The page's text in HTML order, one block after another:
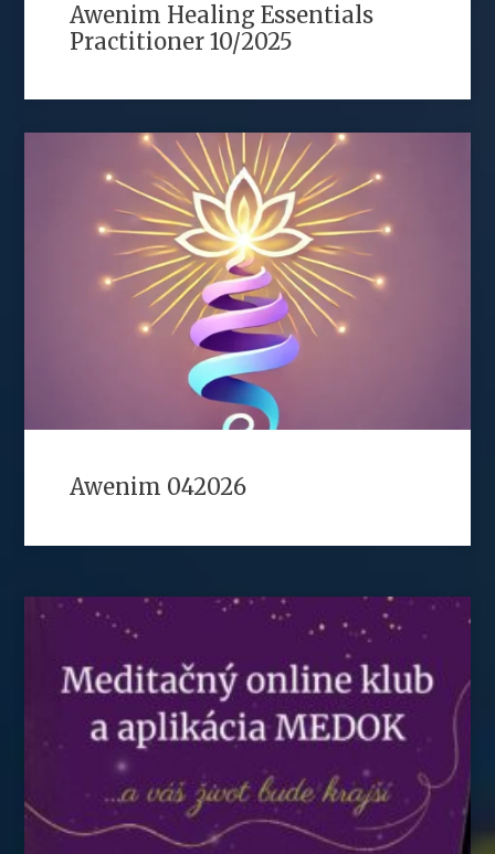
Awenim Healing Essentials
Practitioner 10/2025
Awenim 042026